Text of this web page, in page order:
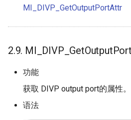
MI_DIVP_GetOutputPortAttr
2.9.
功能
获取 DIVP output port的属性。
语法